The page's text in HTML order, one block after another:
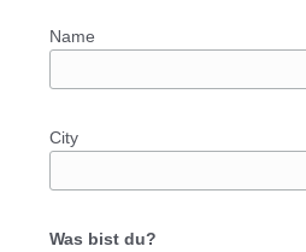
Name
City
Was bist du?